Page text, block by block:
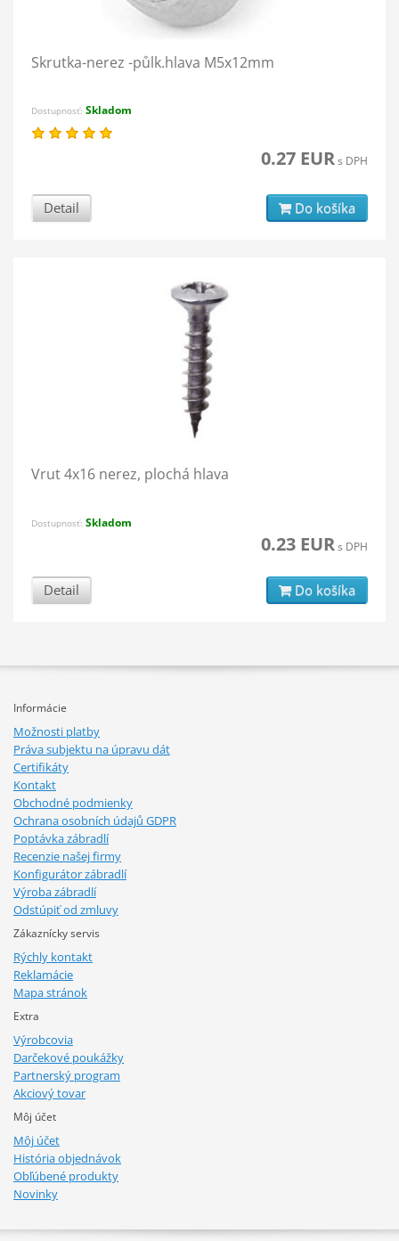
Skrutka-nerez -půlk.hlava M5x12mm
Dostupnosť: Skladom
0.27 EURs DPH
Detail Do košíka
Vrut 4x16 nerez, plochá hlava
Dostupnosť: Skladom
0.23 EURs DPH
Detail Do košíka
Informácie
Možnosti platby
Práva subjektu na úpravu dát
Certifikáty
Kontakt
Obchodné podmienky
Ochrana osobních údajů GDPR
Poptávka zábradlí
Recenzie našej firmy
Konfigurátor zábradlí
Výroba zábradlí
Odstúpiť od zmluvy
Zákaznícky servis
Rýchly kontakt
Reklamácie
Mapa stránok
Extra
Výrobcovia
Darčekové poukážky
Partnerský program
Akciový tovar
Môj účet
Môj účet
História objednávok
Obľúbené produkty
Novinky